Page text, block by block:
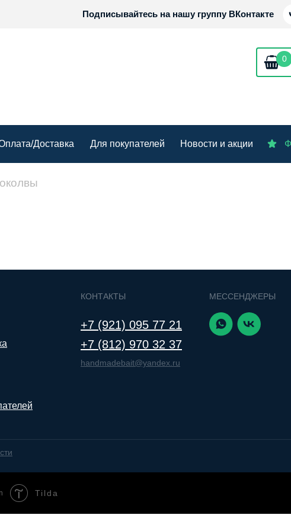
Подписывайтесь на нашу группу ВКонтакте
0
Доставка Для покупателей Новости и акции
МЕССЕНДЖЕРЫ
КОНТАКТЫ
+7 (812) 970 32 37
handmadebait@yandex.ru
+7 (921) 095 77 21
КОНТАКТЫ
Tilda